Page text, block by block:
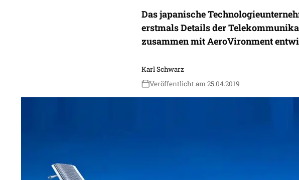
Das japanische
erstmals Details der
zusammen mit AeroVironment
Karl Schwarz
Veröffentlicht am 25.04.2019